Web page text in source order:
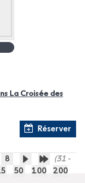
La Croisée des
Réserver
8
(31 -
50 100 200